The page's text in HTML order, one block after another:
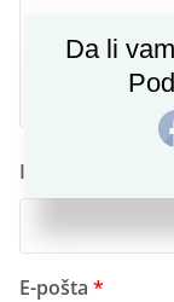
Ime
E-pošta *
Da li